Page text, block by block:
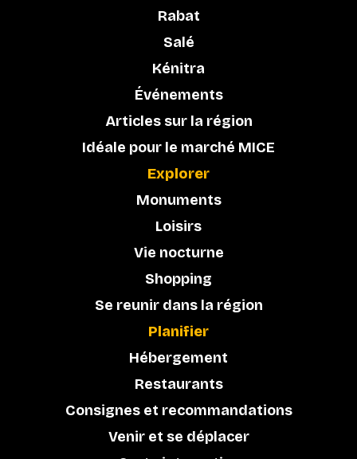
Rabat
Salé
Kénitra
Événements
Articles sur la région
Idéale pour le marché MICE
Explorer
Monuments
Loisirs
Vie nocturne
Shopping
Se reunir dans la région
Planifier
Hébergement
Restaurants
Consignes et recommandations
Venir et se déplacer